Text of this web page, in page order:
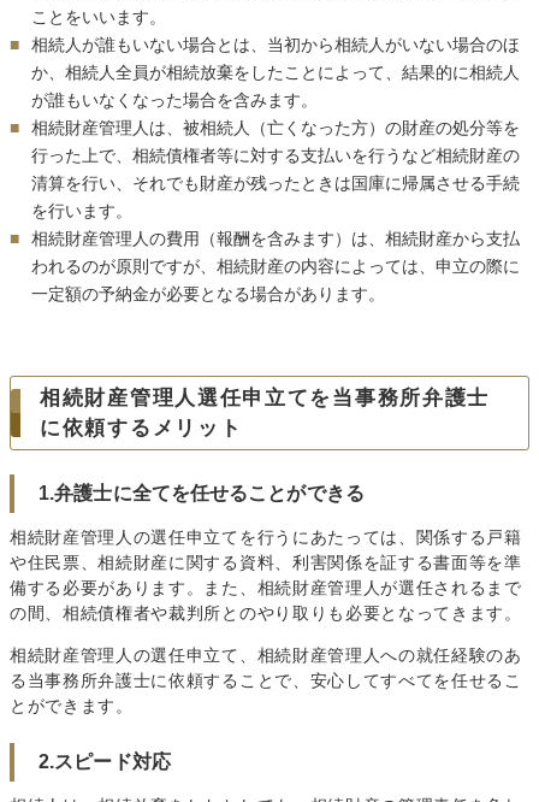
ことをいいます。
相続人が誰もいない場合とは、当初から相続人がいない場合のほ
か、相続人全員が相続放棄をしたことによって、結果的に相続人
が誰もいなくなった場合を含みます。
相続財産管理人は、被相続人（亡くなった方）の財産の処分等を
行った上で、相続債権者等に対する支払いを行うなど相続財産の
清算を行い、それでも財産が残ったときは国庫に帰属させる手続
を行います。
相続財産管理人の費用（報酬を含みます）は、相続財産から支払
われるのが原則ですが、相続財産の内容によっては、申立の際に
一定額の予納金が必要となる場合があります。
相続財産管理人選任申立てを当事務所弁護士
に依頼するメリット
1.弁護士に全てを任せることができる
相続財産管理人の選任申立てを行うにあたっては、関係する戸籍
や住民票、相続財産に関する資料、利害関係を証する書面等を準
備する必要があります。また、相続財産管理人が選任されるまで
の間、相続債権者や裁判所とのやり取りも必要となってきます。
相続財産管理人の選任申立て、相続財産管理人への就任経験のあ
る当事務所弁護士に依頼することで、安心してすべてを任せるこ
とができます。
2.スピード対応